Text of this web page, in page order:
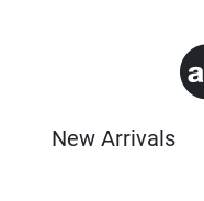
New Arrivals